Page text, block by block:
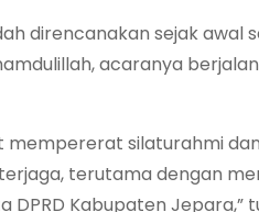
direncanakan sejak awal
acaranya
mempererat silaturahmi
terutama dengan
Kabupaten Jepara,”